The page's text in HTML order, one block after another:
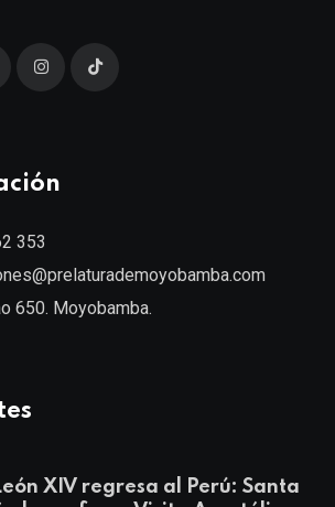
353
650. Moyobamba.
XIV regresa al Perú: Santa